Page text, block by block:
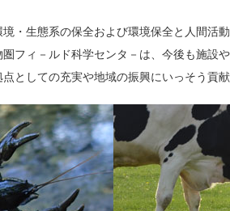
・生態系の保全および環境保全と人間活
フィ－ルド科学センタ－は、今後も施設
としての充実や地域の振興にいっそう貢